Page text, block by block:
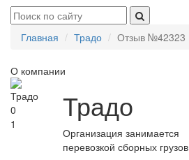
Главная Традо Отзыв №42323
О компании
0
1
Традо
Организация занимается
перевозкой сборных грузов